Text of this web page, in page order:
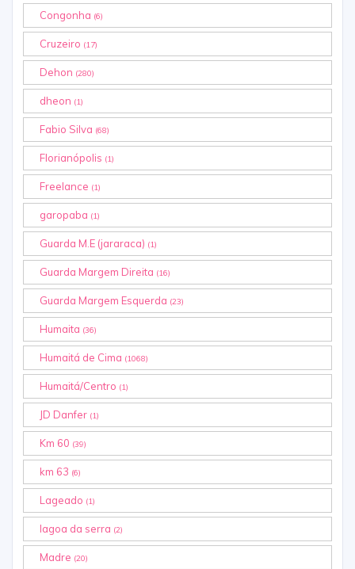
Congonha (6)
Cruzeiro (17)
Dehon (280)
dheon (1)
Fabio Silva (68)
Florianópolis (1)
Freelance (1)
garopaba (1)
Guarda M.E (jararaca) (1)
Guarda Margem Direita (16)
Guarda Margem Esquerda (23)
Humaita (36)
Humaitá de Cima (1068)
Humaitá/Centro (1)
JD Danfer (1)
Km 60 (39)
km 63 (6)
Lageado (1)
lagoa da serra (2)
Madre (20)